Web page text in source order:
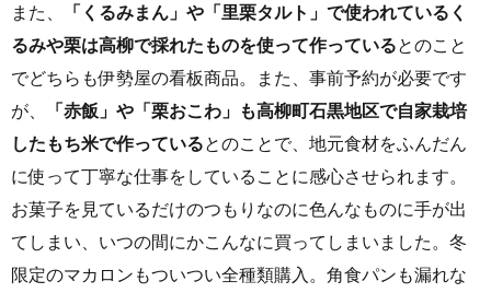
また、
「くるみまん」や「里栗タルト」で使われているく
るみや栗は高柳で採れたものを使って作っているとのこと
でどちらも伊勢屋の看板商品。また、事前予約が必要です
が、
「赤飯」や「栗おこわ」も高柳町石黒地区で自家栽培
したもち米で作っているとのことで、地元食材をふんだん
に使って丁寧な仕事をしていることに感心させられます。
お菓子を見ているだけのつもりなのに色んなものに手が出
てしまい、いつの間にかこんなに買ってしまいました。冬
限定のマカロンもついつい全種類購入。角食パンも漏れな